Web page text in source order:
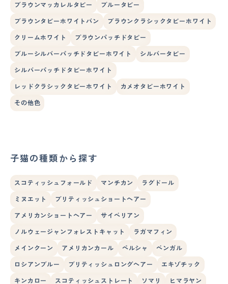
ブラウンマッカレルタビー ブルータビー
ブラウンタビーホワイトバン ブラウンクラシックタビーホワイト
クリームホワイト ブラウンパッチドタビー
ブルーシルバーパッチドタビーホワイト シルバータビー
シルバーパッチドタビーホワイト
レッドクラシックタビーホワイト カメオタビーホワイト
その他色
子猫の種類から探す
スコティッシュフォールド マンチカン ラグドール
ミヌエット ブリティッシュショートヘアー
アメリカンショートヘアー サイベリアン
ノルウェージャンフォレストキャット ラガマフィン
メインクーン アメリカンカール ペルシャ ベンガル
ロシアンブルー ブリティッシュロングヘアー エキゾチック
キンカロー スコティッシュストレート ソマリ ヒマラヤン